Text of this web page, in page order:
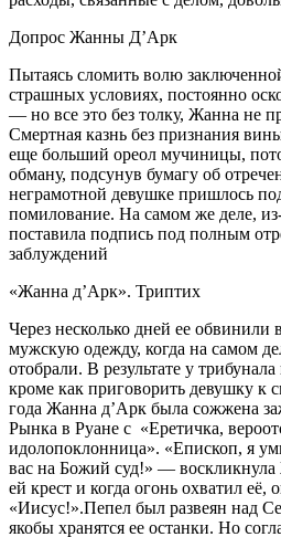
Допрос Жанны Д’Арк
Пытаясь сломить волю
страшных условиях, постоянно
— но все это без толку, Жанна не
Смертная казнь без признания
еще больший ореол мучиницы,
обману, подсунув бумагу об
неграмотной девушке пришлось
помилование. На самом же деле,
поставила подпись под полным
заблуждений
«Жанна д’Арк». Триптих
Через несколько дней ее обвинили
мужскую одежду, когда на самом
отобрали. В результате у
кроме как приговорить девушку к
года Жанна д’Арк была сожжена
Рынка в Руане с «Еретичка,
идолопоклонница». «Епископ, я
вас на Божий суд!» —
ей крест и когда огонь охватил её,
«Иисус!».Пепел был развеян над
якобы хранятся ее останки. Но